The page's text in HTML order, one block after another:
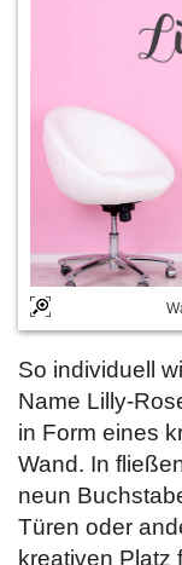
So individuell
Name Lilly-
in Form eines
Wand. In
neun
Türen oder
kreativen Platz